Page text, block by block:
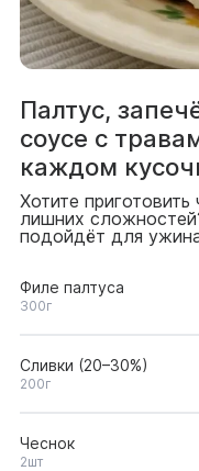
Палтус,
соусе с
каждом
Хотите
лишних
подойдёт для
Филе палтуса
300г
Сливки (20–30%)
200г
Чеснок
2шт